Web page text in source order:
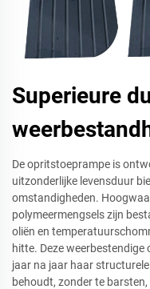
Superieure
De opritstoeprampe is
uitzonderlijke levensduur
omstandigheden.
polymeermengsels zijn
oliën en
hitte. Deze
jaar na jaar haar
behoudt, zonder te